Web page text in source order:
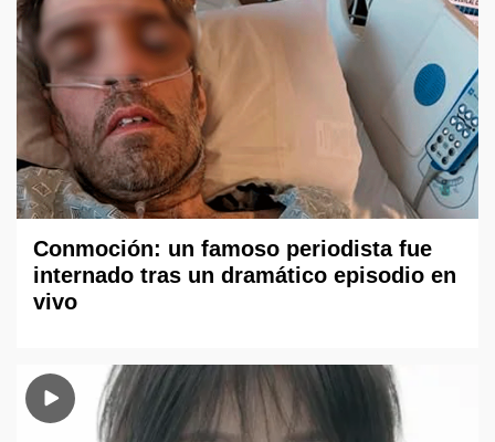
Conmoción: un famoso periodista fue
internado tras un dramático episodio en
vivo